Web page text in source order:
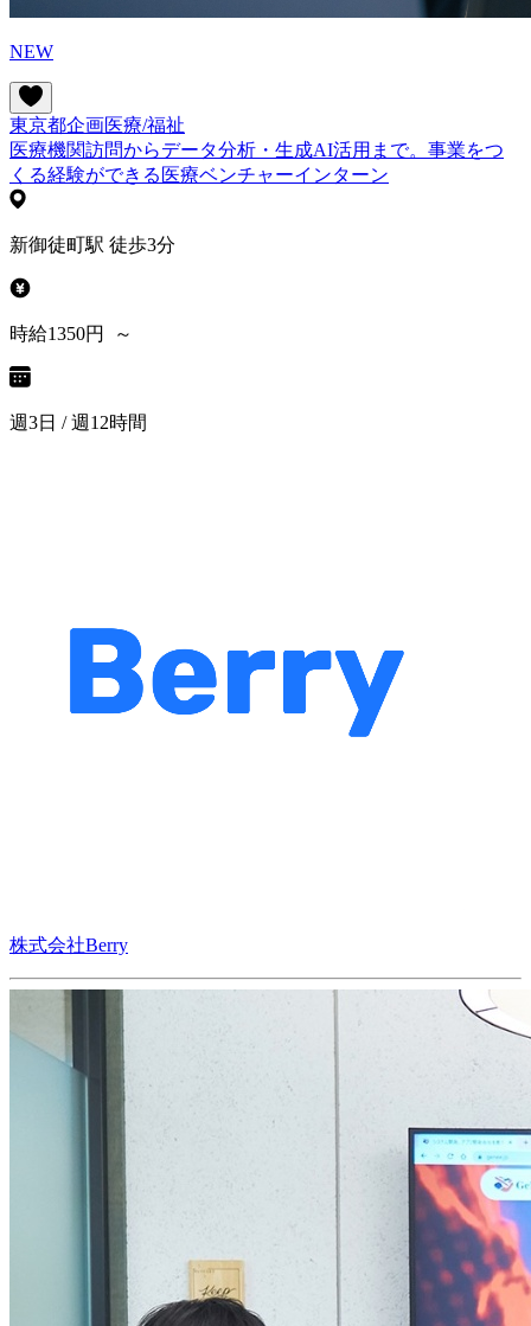
NEW
東京都企画医療/福祉
医療機関訪問からデータ分析・生成AI活用まで。事業をつ
くる経験ができる医療ベンチャーインターン
新御徒町駅 徒歩3分
時給1350円 ～
週3日 / 週12時間
株式会社Berry